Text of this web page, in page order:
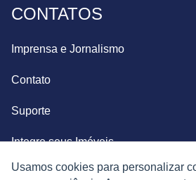
Usamos cookies para personalizar
CONTATOS
Imprensa e Jornalismo
Contato
Suporte
Integre seus Imóveis